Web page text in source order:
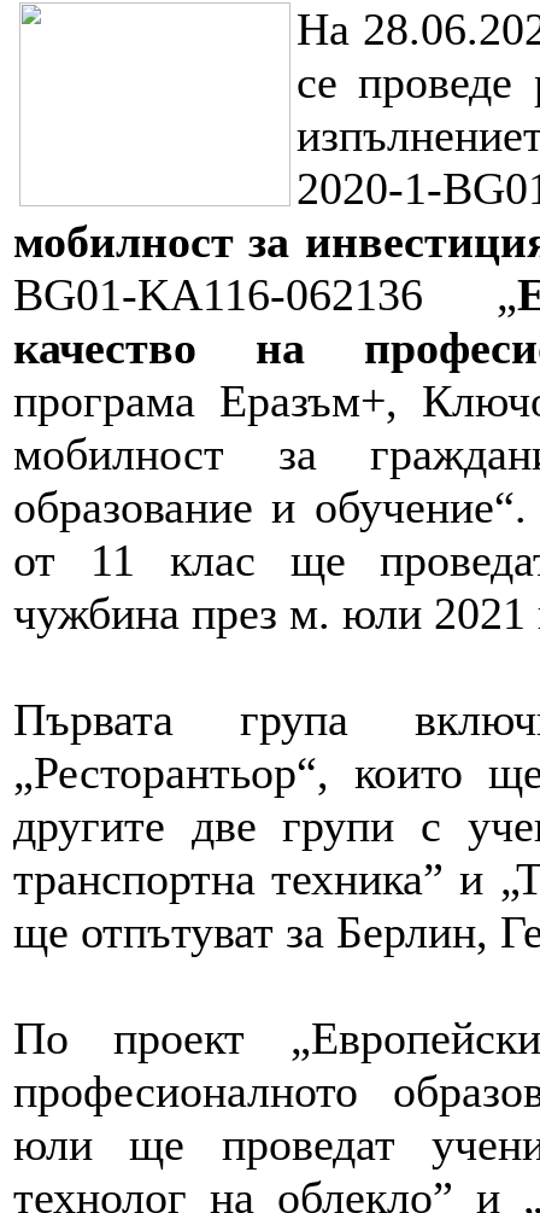
На
се проведе
2020-1-
мобилност за
BG01-KA116-062136 „
качество на
програма Еразъм+,
мобилност за
образование и
от 11 клас ще
чужбина през м. юли 2021
Първата група
„Ресторантьор“, които
другите две групи с
транспортна техника” и
ще отпътуват за Берлин,
По проект
професионалното
юли ще проведат
технолог на облекло” и